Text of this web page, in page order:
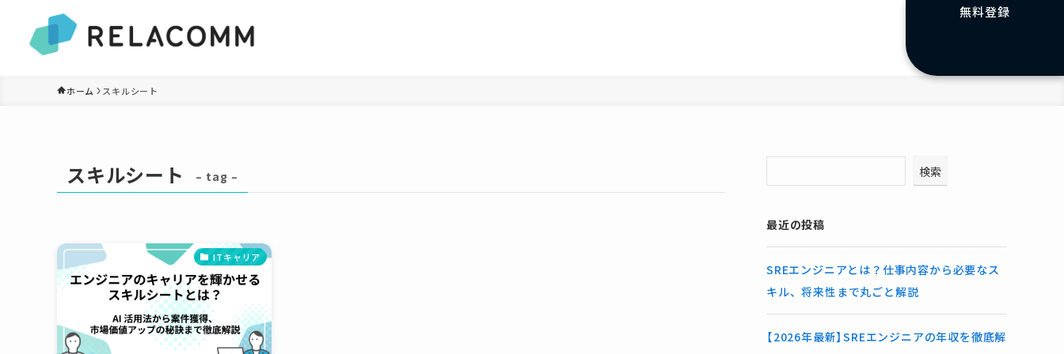
無料登録
ホーム スキルシート
スキルシート – tag –
ITキャリア
検索
最近の投稿
SREエンジニアとは？仕事内容から必要なス
キル、将来性まで丸ごと解説
【2026年最新】SREエンジニアの年収を徹底解